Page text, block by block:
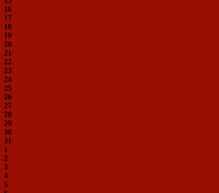
16
17
18
19
20
21
22
23
24
25
26
27
28
29
30
31
1
2
3
4
5